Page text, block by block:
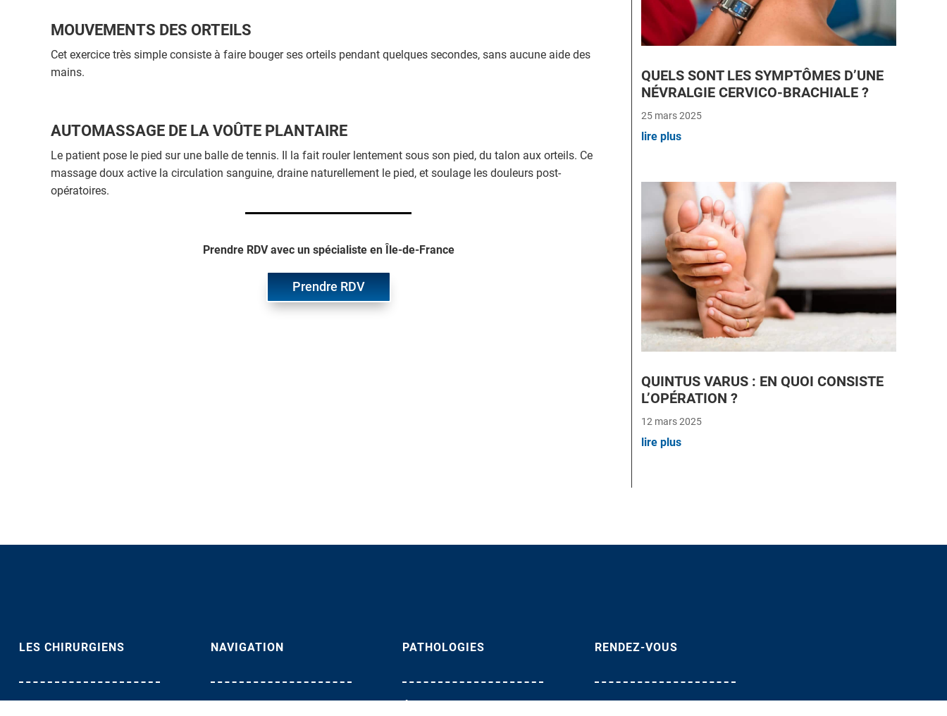
MOUVEMENTS DES ORTEILS
Cet exercice très simple consiste à faire bouger ses orteils pendant quelques secondes, sans aucune aide des
mains.
AUTOMASSAGE DE LA VOÛTE PLANTAIRE
Le patient pose le pied sur une balle de tennis. Il la fait rouler lentement sous son pied, du talon aux orteils. Ce
massage doux active la circulation sanguine, draine naturellement le pied, et soulage les douleurs post-
opératoires.
Prendre RDV avec un spécialiste en Île-de-France
Prendre RDV
QUELS SONT LES SYMPTÔMES D’UNE
NÉVRALGIE CERVICO-BRACHIALE ?
25 mars 2025
lire plus
QUINTUS VARUS : EN QUOI CONSISTE
L’OPÉRATION ?
12 mars 2025
lire plus
LES CHIRURGIENS NAVIGATION PATHOLOGIES RENDEZ-VOUS